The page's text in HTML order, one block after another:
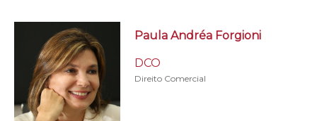
Paula Andréa Forgioni
DCO
Direito Comercial